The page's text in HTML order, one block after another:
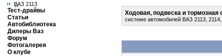
ВАЗ 2113
Тест-драйвы
Статьи
Автобиблиотека
Дилеры Ваз
Форум
Фотогалерея
О клубе
Ходовая, подвеска и тормозная
системе автомобилей ВАЗ 2113, 2114,